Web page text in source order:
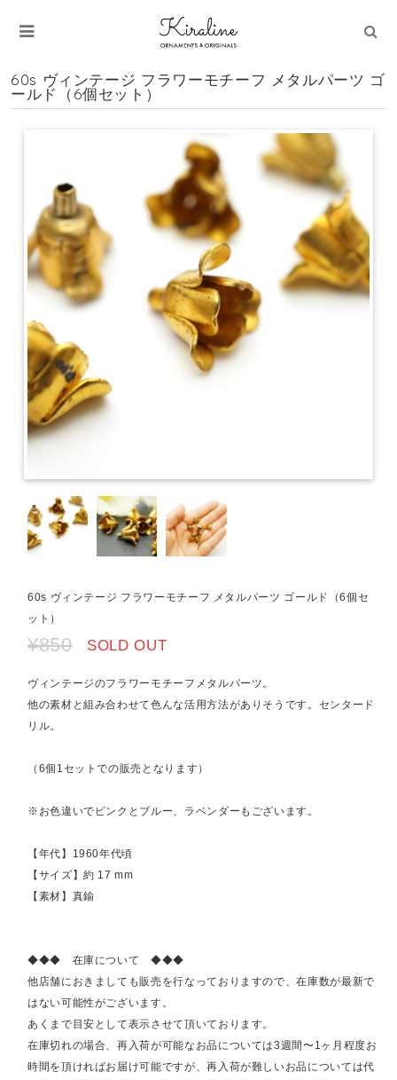
60s ヴィンテージ フラワーモチーフ メタルパーツ ゴ
ールド（6個セット）
60s ヴィンテージ フラワーモチーフ メタルパーツ ゴールド（6個セ
ット）
¥850 SOLD OUT
ヴィンテージのフラワーモチーフメタルパーツ。
他の素材と組み合わせて色んな活用方法がありそうです。センタード
リル。
（6個1セットでの販売となります）
※お色違いでピンクとブルー、ラベンダーもございます。
【年代】1960年代頃
【サイズ】約 17 mm
【素材】真鍮
◆◆◆ 在庫について ◆◆◆
他店舗におきましても販売を行なっておりますので、在庫数が最新で
はない可能性がございます。
あくまで目安として表示させて頂いております。
在庫切れの場合、再入荷が可能なお品については3週間〜1ヶ月程度お
時間を頂ければお届け可能ですが、再入荷が難しいお品については代